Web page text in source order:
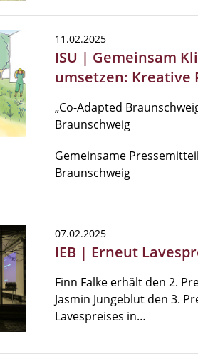
11.02.2025
ISU | Gemeinsam
umsetzen: Kreative
„Co-Adapted
Braunschweig
Gemeinsame
Braunschweig
07.02.2025
IEB | Erneut
Finn Falke erhält den 2.
Jasmin Jungeblut den 3.
Lavespreises in…